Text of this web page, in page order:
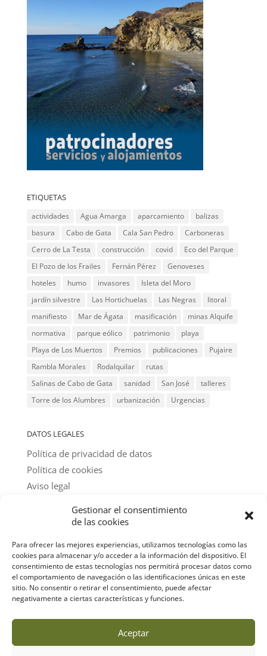
Gestionar el consentimiento
de las cookies
Para ofrecer las mejores experiencias, utilizamos tecnologías como las
cookies para almacenar y/o acceder a la información del dispositivo. El
consentimiento de estas tecnologías nos permitirá procesar datos como
el comportamiento de navegación o las identificaciones únicas en este
sitio. No consentir o retirar el consentimiento, puede afectar
negativamente a ciertas características y funciones.
Aceptar
ETIQUETAS
actividades Agua Amarga aparcamiento
balizas
basura
Cabo de Gata Cala San Pedro
Carboneras
Cerro de La Testa
construcción covid
Eco del Parque
El Pozo de los Frailes
Fernán Pérez
Genoveses
hoteles
humo invasores
Isleta del Moro
jardín silvestre
Las Hortichuelas Las Negras
litoral
manifiesto
Mar de Ágata masificación
minas Alquife
normativa
parque eólico patrimonio
playa
Playa de Los Muertos
Premios publicaciones
Pujaire
Rambla Morales
Rodalquilar
rutas
Salinas de Cabo de Gata
sanidad San José
talleres
Torre de los Alumbres
urbanización Urgencias
DATOS LEGALES
Política de privacidad de datos
Política de cookies
Aviso legal
@ textos y fotos: amigos del parque